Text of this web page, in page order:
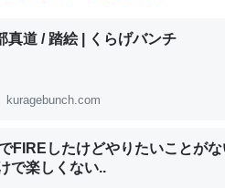
1程度。
【研究発表】昆虫学の大問題＝「昆虫はな
真道 / 踏絵 | くらげバンチ
kuragebunch.com
FIREしたけどやりたいことが
で楽しくない..